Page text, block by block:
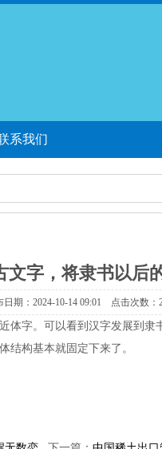
系我们
字，将隶书以后
日期：2024-10-14 09:01 点击次数：
体字。可以看到汉字发展到
结构基本就固定下来了。